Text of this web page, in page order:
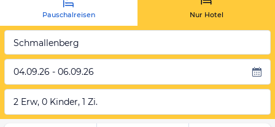
Pauschalreisen Nur Hotel
Schmallenberg
04.09.26 - 06.09.26
2 Erw, 0 Kinder, 1 Zi.